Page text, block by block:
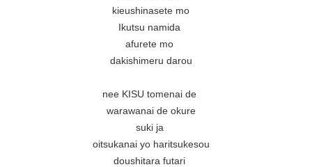
kieushinasete mo
Ikutsu namida
afurete mo
dakishimeru darou
nee KISU tomenai de
warawanai de okure
suki ja
oitsukanai yo haritsukesou
doushitara futari